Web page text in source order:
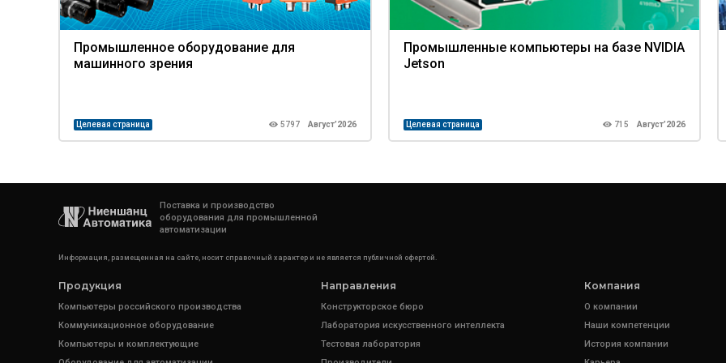
Промышленное оборудование для
машинного зрения
Целевая страница 5797 Август’2026
Промышленные компьютеры на базе NVIDIA
Jetson
Целевая страница 715 Август’2026
Поставка и производство
оборудования для промышленной
автоматизации
Информация, размещенная на сайте, носит справочный характер и не является публичной офертой.
Продукция
Компьютеры российского производства
Коммуникационное оборудование
Компьютеры и комплектующие
Направления
Конструкторское бюро
Лаборатория искусственного интеллекта
Тестовая лаборатория
Компания
О компании
Наши компетенции
История компании